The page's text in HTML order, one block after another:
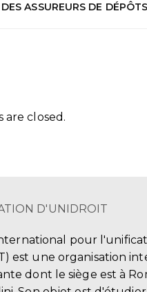
ASSUREURS DE DÉPÔTS
are closed.
D'UNIDROIT
pour
est une organisation
dont le siège est à